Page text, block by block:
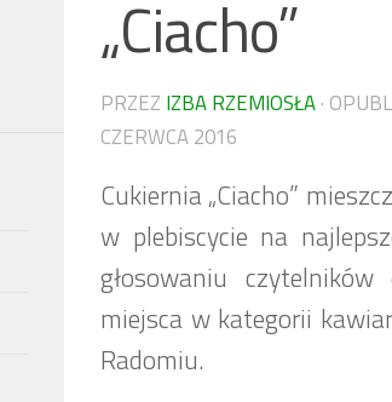
„Ciacho”
PRZEZ IZBA RZEMIOSŁA ·
CZERWCA 2016
Cukiernia „Ciacho”
w plebiscycie na
głosowaniu
miejsca w kategorii
Radomiu.